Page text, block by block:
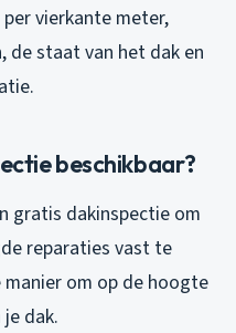
vierkante meter,
de staat van het dak en
beschikbaar?
gratis dakinspectie om
reparaties vast te
om op de hoogte
dak.